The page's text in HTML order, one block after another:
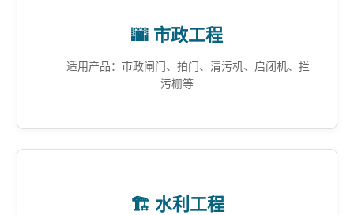
🌆 市政工程
适用产品：市政闸门、拍门、清污机、启闭机、拦
污栅等
🏗️ 水利工程